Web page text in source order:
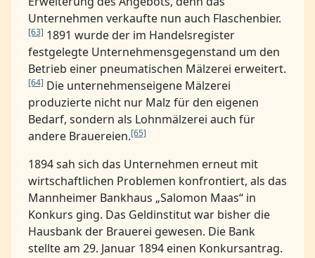
Unternehmen verkaufte nun auch Flaschenbier.
[63] 1891 wurde der im Handelsregister
festgelegte Unternehmensgegenstand um den
Betrieb einer pneumatischen Mälzerei erweitert.
[64] Die unternehmenseigene Mälzerei
produzierte nicht nur Malz für den eigenen
Bedarf, sondern als Lohnmälzerei auch für
andere Brauereien.[65]
1894 sah sich das Unternehmen erneut mit
wirtschaftlichen Problemen konfrontiert, als das
Mannheimer Bankhaus „Salomon Maas“ in
Konkurs ging. Das Geldinstitut war bisher die
Hausbank der Brauerei gewesen. Die Bank
stellte am 29. Januar 1894 einen Konkursantrag.